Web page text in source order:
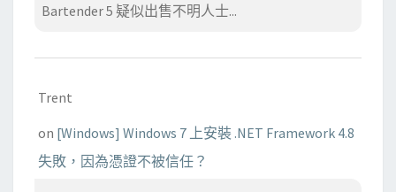
Bartender 5 疑似出售不明人士...
Trent
on [Windows] Windows 7 上安裝 .NET Framework 4.8
失敗，因為憑證不被信任？